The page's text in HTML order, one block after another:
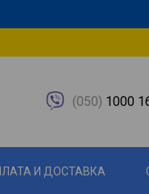
(050) 1000
И ДОСТАВКА